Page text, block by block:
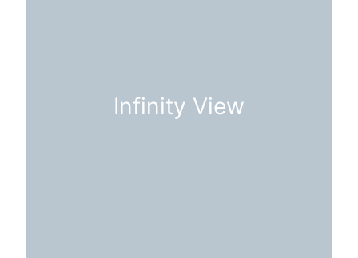
Infinity View